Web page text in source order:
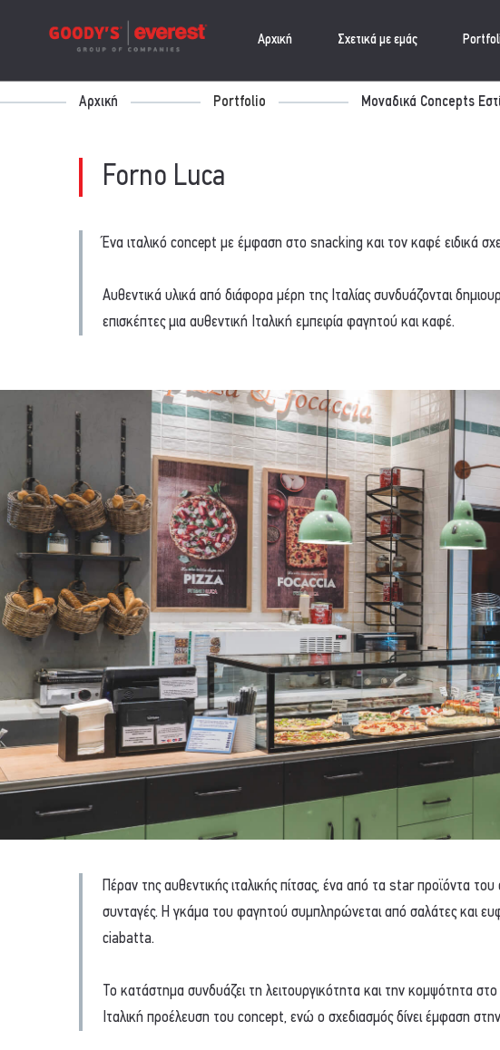
Αρχική Σχετικά με εμάς
Αρχική Portfolio Μοναδικά Concepts
Forno Luca
Ένα ιταλικό concept με έμφαση στο snacking και τον καφέ ειδικά
Αυθεντικά υλικά από διάφορα μέρη της Ιταλίας συνδυάζονται
επισκέπτες μια αυθεντική Ιταλική εμπειρία φαγητού και καφέ.
Πέραν της αυθεντικής ιταλικής πίτσας, ένα από τα star προϊόντα
συνταγές. Η γκάμα του φαγητού συμπληρώνεται από σαλάτες και
ciabatta.
Το κατάστημα συνδυάζει τη λειτουργικότητα και την κομψότητα
Ιταλική προέλευση του concept, ενώ ο σχεδιασμός δίνει έμφαση